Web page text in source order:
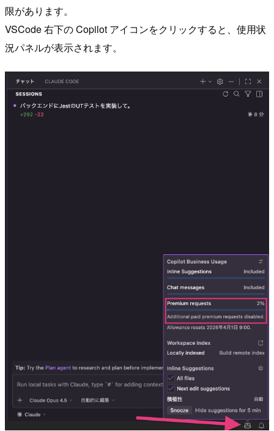
限があります。
VSCode 右下の Copilot アイコンをクリックすると、使用状
況パネルが表示されます。